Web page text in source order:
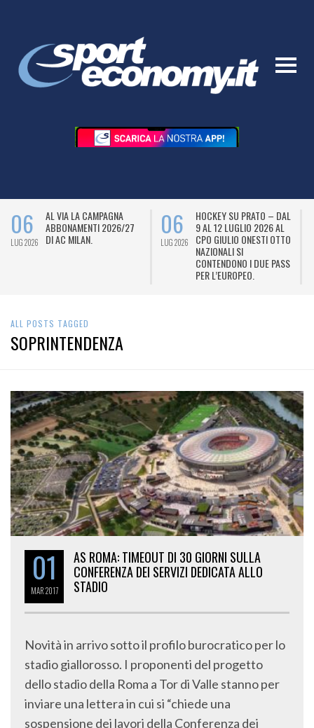
06
LUG 2026
AL VIA LA CAMPAGNA
ABBONAMENTI 2026/27
DI AC MILAN.
06
LUG 2026
HOCKEY SU PRATO – DAL
9 AL 12 LUGLIO 2026 AL
CPO GIULIO ONESTI OTTO
NAZIONALI SI
CONTENDONO I DUE PASS
PER L’EUROPEO.
ALL POSTS TAGGED
SOPRINTENDENZA
01
MAR2017
AS ROMA: TIMEOUT DI 30 GIORNI SULLA
CONFERENZA DEI SERVIZI DEDICATA ALLO
STADIO
Novità in arrivo sotto il profilo burocratico per lo
stadio giallorosso. I proponenti del progetto
dello stadio della Roma a Tor di Valle stanno per
inviare una lettera in cui si “chiede una
sospensione dei lavori della Conferenza dei